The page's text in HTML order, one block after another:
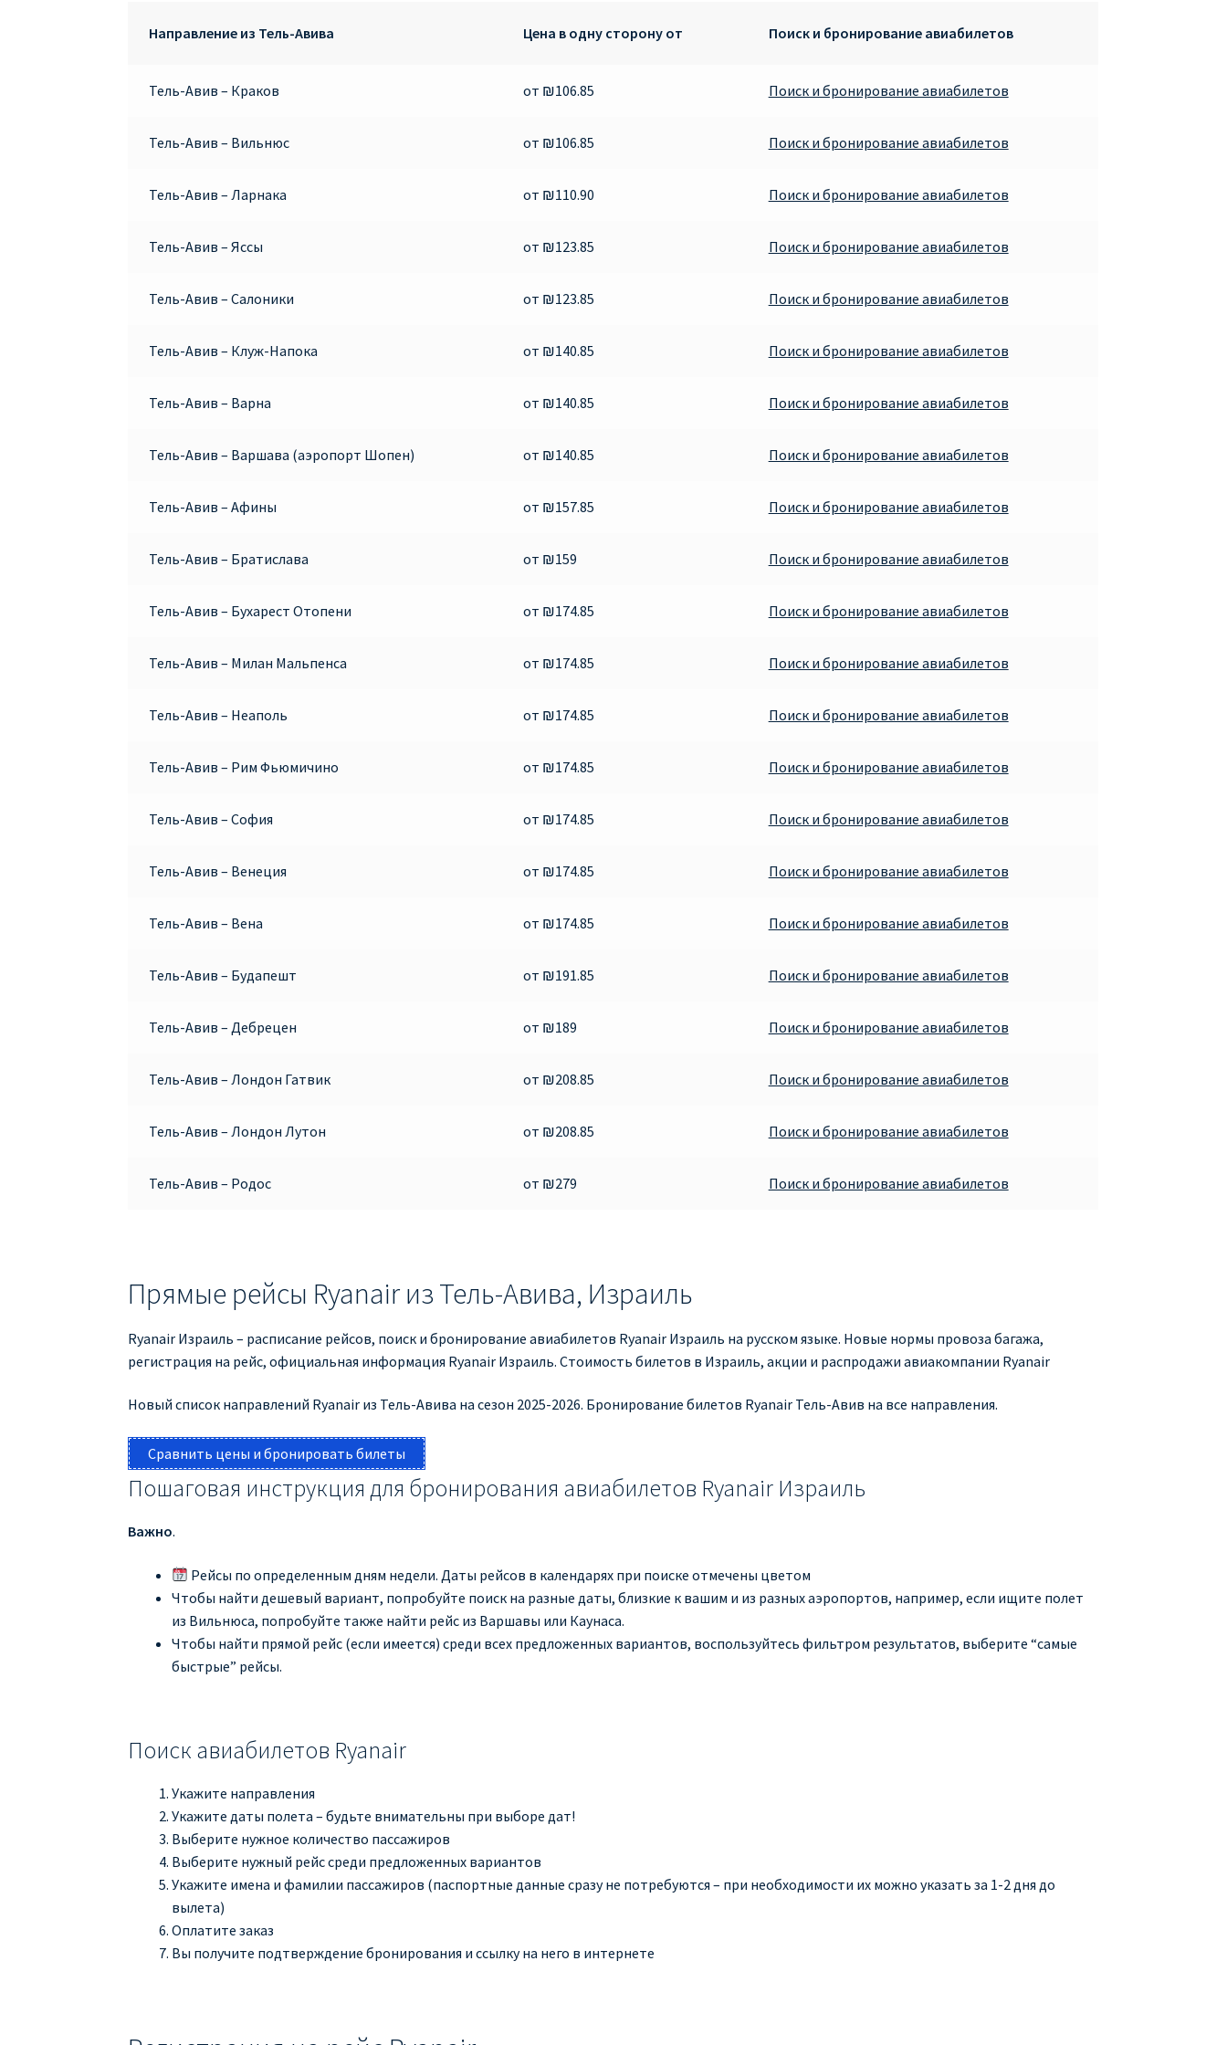
Направление из Тель-Авива Цена в одну сторону от Поиск и бронирование авиабилетов
Тель-Авив – Краков от ₪106.85 Поиск и бронирование авиабилетов
Тель-Авив – Вильнюс от ₪106.85 Поиск и бронирование авиабилетов
Тель-Авив – Ларнака от ₪110.90 Поиск и бронирование авиабилетов
Тель-Авив – Яссы от ₪123.85 Поиск и бронирование авиабилетов
Тель-Авив – Салоники от ₪123.85 Поиск и бронирование авиабилетов
Тель-Авив – Клуж-Напока от ₪140.85 Поиск и бронирование авиабилетов
Тель-Авив – Варна от ₪140.85 Поиск и бронирование авиабилетов
Тель-Авив – Варшава (аэропорт Шопен) от ₪140.85 Поиск и бронирование авиабилетов
Тель-Авив – Афины от ₪157.85 Поиск и бронирование авиабилетов
Тель-Авив – Братислава от ₪159 Поиск и бронирование авиабилетов
Тель-Авив – Бухарест Отопени от ₪174.85 Поиск и бронирование авиабилетов
Тель-Авив – Милан Мальпенса от ₪174.85 Поиск и бронирование авиабилетов
Тель-Авив – Неаполь от ₪174.85 Поиск и бронирование авиабилетов
Тель-Авив – Рим Фьюмичино от ₪174.85 Поиск и бронирование авиабилетов
Тель-Авив – София от ₪174.85 Поиск и бронирование авиабилетов
Тель-Авив – Венеция от ₪174.85 Поиск и бронирование авиабилетов
Тель-Авив – Вена от ₪174.85 Поиск и бронирование авиабилетов
Тель-Авив – Будапешт от ₪191.85 Поиск и бронирование авиабилетов
Тель-Авив – Дебрецен от ₪189 Поиск и бронирование авиабилетов
Тель-Авив – Лондон Гатвик от ₪208.85 Поиск и бронирование авиабилетов
Тель-Авив – Лондон Лутон от ₪208.85 Поиск и бронирование авиабилетов
Тель-Авив – Родос от ₪279 Поиск и бронирование авиабилетов
Прямые рейсы Ryanair из Тель-Авива, Израиль
Ryanair Израиль – расписание рейсов, поиск и бронирование авиабилетов Ryanair Израиль на русском языке. Новые нормы провоза багажа,
регистрация на рейс, официальная информация Ryanair Израиль. Стоимость билетов в Израиль, акции и распродажи авиакомпании Ryanair
Новый список направлений Ryanair из Тель-Авива на сезон 2025-2026. Бронирование билетов Ryanair Тель-Авив на все направления.
Сравнить цены и бронировать билеты
Пошаговая инструкция для бронирования авиабилетов Ryanair Израиль
Важно.
Рейсы по определенным дням недели. Даты рейсов в календарях при поиске отмечены цветом
Чтобы найти дешевый вариант, попробуйте поиск на разные даты, близкие к вашим и из разных аэропортов, например, если ищите полет
из Вильнюса, попробуйте также найти рейс из Варшавы или Каунаса.
Чтобы найти прямой рейс (если имеется) среди всех предложенных вариантов, воспользуйтесь фильтром результатов, выберите “самые
быстрые” рейсы.
Поиск авиабилетов Ryanair
Укажите направления
Укажите даты полета – будьте внимательны при выборе дат!
Выберите нужное количество пассажиров
Выберите нужный рейс среди предложенных вариантов
Укажите имена и фамилии пассажиров (паспортные данные сразу не потребуются – при необходимости их можно указать за 1-2 дня до
вылета)
Оплатите заказ
Вы получите подтверждение бронирования и ссылку на него в интернете